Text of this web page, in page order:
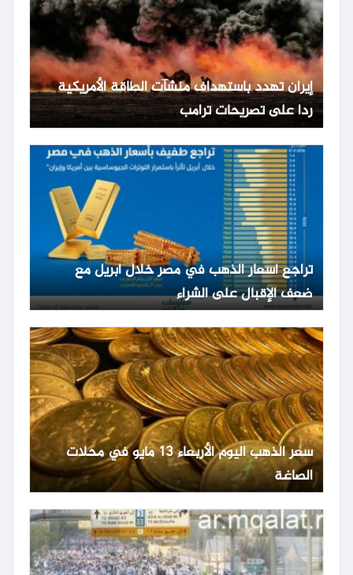
إيران تهدد باستهداف منشآت الطاقة الأمريكية
ردا على تصريحات ترامب
تراجع أسعار الذهب في مصر خلال أبريل مع
ضعف الإقبال على الشراء
سعر الذهب اليوم الأربعاء 13 مايو في محلات
الصاغة